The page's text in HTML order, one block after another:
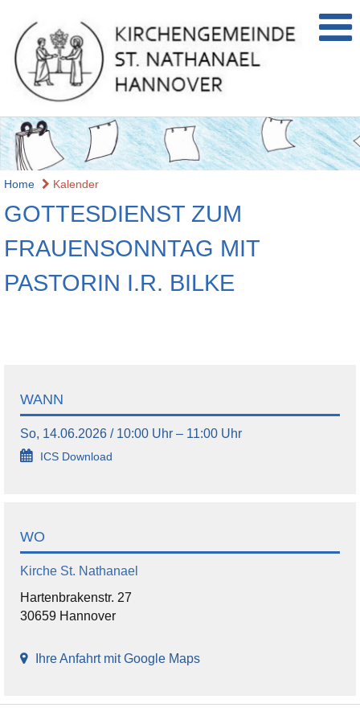
Home Kalender
GOTTESDIENST ZUM
FRAUENSONNTAG MIT
PASTORIN I.R. BILKE
WANN
So, 14.06.2026 / 10:00 Uhr – 11:00 Uhr
ICS Download
WO
Kirche St. Nathanael
Hartenbrakenstr. 27
30659 Hannover
Ihre Anfahrt mit Google Maps